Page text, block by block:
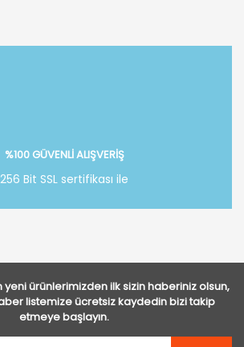
%100 GÜVENLİ ALIŞVERİŞ
256 Bit SSL sertifikası ile
ürünlerimizden ilk sizin haberiniz olsun,
listemize ücretsiz kaydedin bizi takip
etmeye başlayın.